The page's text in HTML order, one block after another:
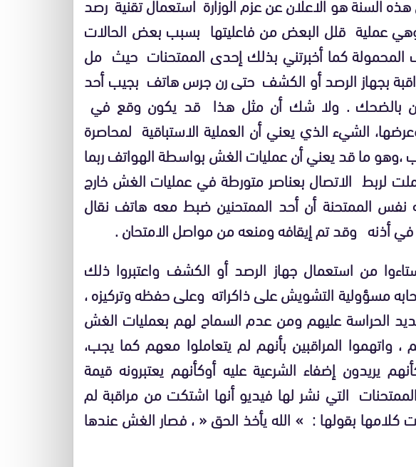
وهي عملية قلل البعض من فاعليتها بسبب بعض الحالات
كما أخبرتني بذلك إحدى الممتحنات حيث مل
بجهاز الرصد أو الكشف حتى رن جرس هاتف بجيب أحد
بالضحك . ولا شك أن مثل هذا قد يكون وقع في
الشيء الذي يعني أن العملية الاستباقية لمحاصرة
ما قد يعني أن عمليات الغش بواسطة الهواتف ربما
لربط الاتصال بعناصر متورطة في عمليات الغش خارج
نفس الممتحنة أن أحد الممتحنين ضبط معه هاتف نقال
أذنه وقد تم إيقافه ومنعه من مواصل الامتحان .
من استعمال جهاز الرصد أو الكشف واعتبروا ذلك
مسؤولية التشويش على ذاكراته وعلى حفظه وتركيزه ،
عليهم ومن عدم السماح لهم بعمليات الغش
، واتهموا المراقبين بأنهم لم يتعاملوا معهم كما يجب،
يريدون إضفاء الشرعية عليه أوكأنهم يعتبرونه قيمة
التي نشر لها فيديو أنها اشتكت من مراقبة لم
كلامها بقولها : » الله يأخذ الحق « ، فصار الغش عندها